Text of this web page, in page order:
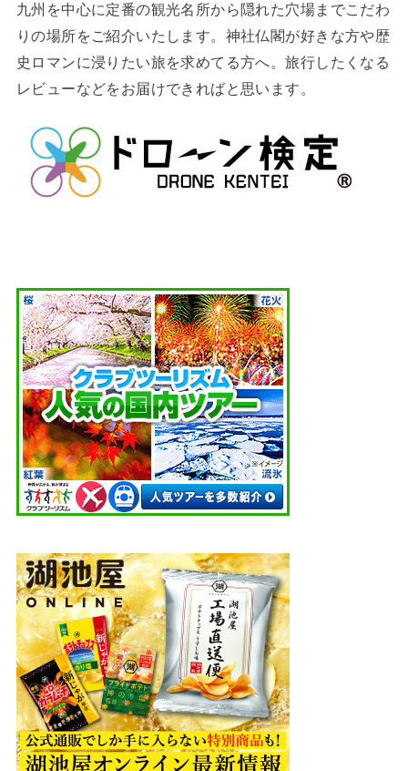
九州を中心に定番の観光名所から隠れた穴場までこだわ
りの場所をご紹介いたします。神社仏閣が好きな方や歴
史ロマンに浸りたい旅を求めてる方へ。旅行したくなる
レビューなどをお届けできればと思います。